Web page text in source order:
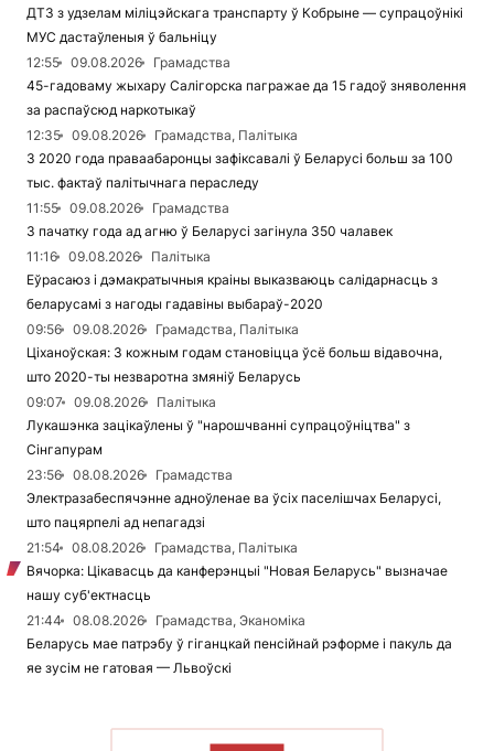
ДТЗ з удзелам міліцэйскага транспарту ў Кобрыне — супрацоўнікі
МУС дастаўленыя ў бальніцу
12:55
09.08.2026
Грамадства
45-гадоваму жыхару Салігорска пагражае да 15 гадоў зняволення
за распаўсюд наркотыкаў
12:35
09.08.2026
Грамадства, Палітыка
З 2020 года праваабаронцы зафіксавалі ў Беларусі больш за 100
тыс. фактаў палітычнага пераследу
11:55
09.08.2026
Грамадства
З пачатку года ад агню ў Беларусі загінула 350 чалавек
11:16
09.08.2026
Палітыка
Еўрасаюз і дэмакратычныя краіны выказваюць салідарнасць з
беларусамі з нагоды гадавіны выбараў-2020
09:56
09.08.2026
Грамадства, Палітыка
Ціханоўская: З кожным годам становіцца ўсё больш відавочна,
што 2020-ты незваротна змяніў Беларусь
09:07
09.08.2026
Палітыка
Лукашэнка зацікаўлены ў "нарошчванні супрацоўніцтва" з
Сінгапурам
23:56
08.08.2026
Грамадства
Электразабеспячэнне адноўленае ва ўсіх паселішчах Беларусі,
што пацярпелі ад непагадзі
21:54
08.08.2026
Грамадства, Палітыка
Вячорка: Цікавасць да канферэнцыі "Новая Беларусь" вызначае
нашу суб'ектнасць
21:44
08.08.2026
Грамадства, Эканоміка
Беларусь мае патрэбу ў гіганцкай пенсійнай рэформе і пакуль да
яе зусім не гатовая — Львоўскі